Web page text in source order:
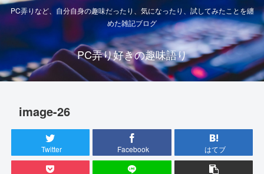
PC弄りなど、自分自身の趣味だったり、気になったり、試してみたことを纏
めた雑記ブログ
PC弄り好きの趣味語り
image-26
Twitter Facebook はてブ